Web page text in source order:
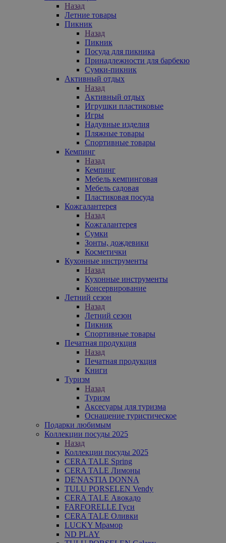
Назад
Летние товары
Пикник
Назад
Пикник
Посуда для пикника
Принадлежности для барбекю
Сумки-пикник
Активный отдых
Назад
Активный отдых
Игрушки пластиковые
Игры
Надувные изделия
Пляжные товары
Спортивные товары
Кемпинг
Назад
Кемпинг
Мебель кемпинговая
Мебель садовая
Пластиковая посуда
Кожгалантерея
Назад
Кожгалантерея
Сумки
Зонты, дождевики
Косметички
Кухонные инструменты
Назад
Кухонные инструменты
Консервирование
Летний сезон
Назад
Летний сезон
Пикник
Спортивные товары
Печатная продукция
Назад
Печатная продукция
Книги
Туризм
Назад
Туризм
Аксесуары для туризма
Оснащение туристическое
Подарки любимым
Коллекции посуды 2025
Назад
Коллекции посуды 2025
CERA TALE Spring
CERA TALE Лимоны
DE'NASTIA DONNA
TULU PORSELEN Vendy
CERA TALE Авокадо
FARFORELLE Гуси
CERA TALE Оливки
LUCKY Мрамор
ND PLAY